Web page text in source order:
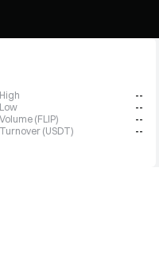
--
--
(FLIP)
--
(USDT)
--